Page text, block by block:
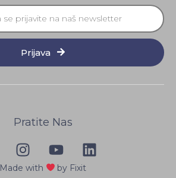
Prijava
Pratite Nas
Made with
by Fixit